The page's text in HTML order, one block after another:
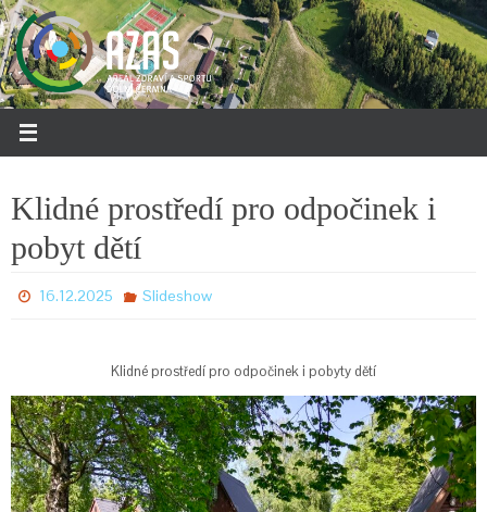
Přeskočit
na
obsah
Klidné prostředí pro odpočinek i
pobyt dětí
16.12.2025 Slideshow
Klidné prostředí pro odpočinek i pobyty dětí